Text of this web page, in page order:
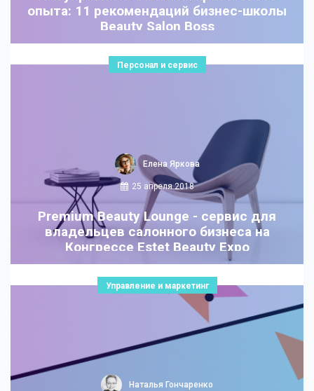
опыта: 11 рекомендаций бизнес-школы
Beauty Salon Boss
Персонал и сервис
Елена Яркова
25 апреля 2018
Premium Beauty Lounge - сервис для
владельцев салонного бизнеса на
Конгрессе Estet Beauty Expo
Управление и маркетинг
Наталья Гончаренко